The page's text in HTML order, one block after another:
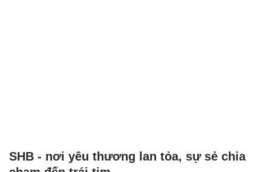
SHB - nơi yêu thương lan tỏa, sự sẻ chia